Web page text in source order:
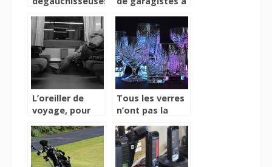
bons plans
L’oreiller de
voyage, pour
paisiblement
dans les
transports
Tous les verres
n’ont pas la
fabrication